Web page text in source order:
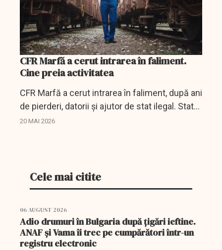
CFR Marfă a cerut intrarea în faliment.
Cine preia activitatea
CFR Marfă a cerut intrarea în faliment, după ani
de pierderi, datorii și ajutor de stat ilegal. Statul
încearcă să salveze activitatea prin Carpatica
20 MAI 2026
Cele mai citite
06 AUGUST 2026
Adio drumuri în Bulgaria după țigări ieftine.
ANAF și Vama îi trec pe cumpărători într-un
registru electronic